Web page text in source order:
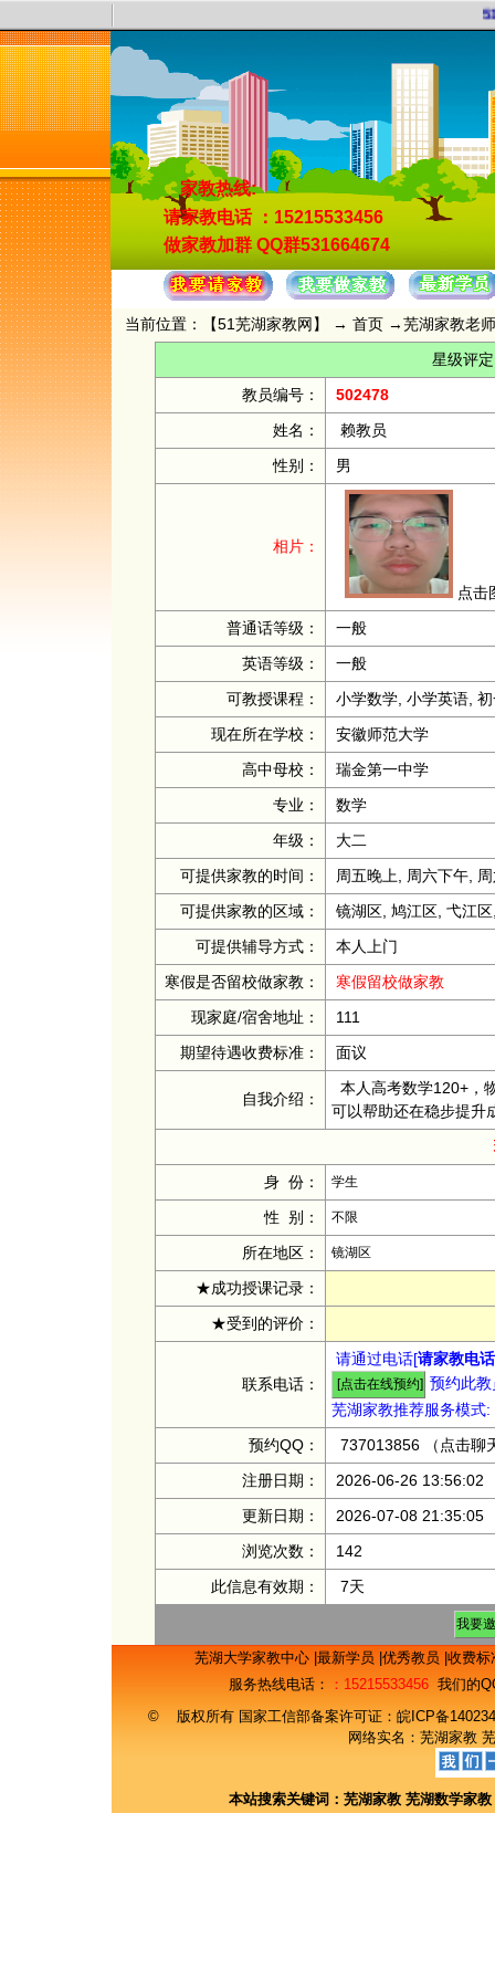
家教热线:
请家教电话 ：15215533456
做家教加群 QQ群531664674
当前位置：【51芜湖家教网】 → 首页 →芜湖家教老师
星级评定
教员编号：
502478
姓名：
赖教员
性别：
男
相片：
点击
普通话等级：
一般
英语等级：
一般
可教授课程：
小学数学, 小学英语,
现在所在学校：
安徽师范大学
高中母校：
瑞金第一中学
专业：
数学
年级：
大二
可提供家教的时间：
周五晚上, 周六下午,
可提供家教的区域：
镜湖区, 鸠江区, 弋江
可提供辅导方式：
本人上门
寒假是否留校做家教：
寒假留校做家教
现家庭/宿舍地址：
111
期望待遇收费标准：
面议
自我介绍：
本人高考数学120+，
可以帮助还在稳步提升
身 份：
学生
性 别： 不限
所在地区： 镜湖区
★成功授课记录：
★受到的评价：
联系电话：
请通过电话[请家教电
预约此
芜湖家教推荐服务模式
预约QQ：
737013856 （点击聊
注册日期：
2026-06-26 13:56:02
更新日期：
2026-07-08 21:35:05
浏览次数：
142
此信息有效期：
7天
芜湖大学家教中心 最新学员 优秀教员 收费
服务热线电话：
：15215533456 我们的
© 版权所有 国家工信部备案许可证： 皖ICP备
网络实名： 芜湖家教
本站搜索关键词： 芜湖家教 芜湖数学家教